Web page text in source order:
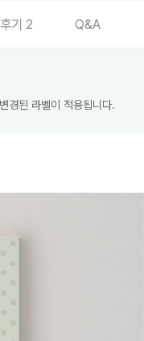
기 2 Q&A
경된 라벨이 적용됩니다.